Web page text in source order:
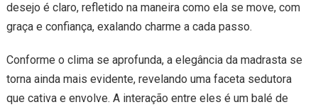
desejo é claro, refletido na maneira como ela se move, com
graça e confiança, exalando charme a cada passo.
Conforme o clima se aprofunda, a elegância da madrasta se
torna ainda mais evidente, revelando uma faceta sedutora
que cativa e envolve. A interação entre eles é um balé de